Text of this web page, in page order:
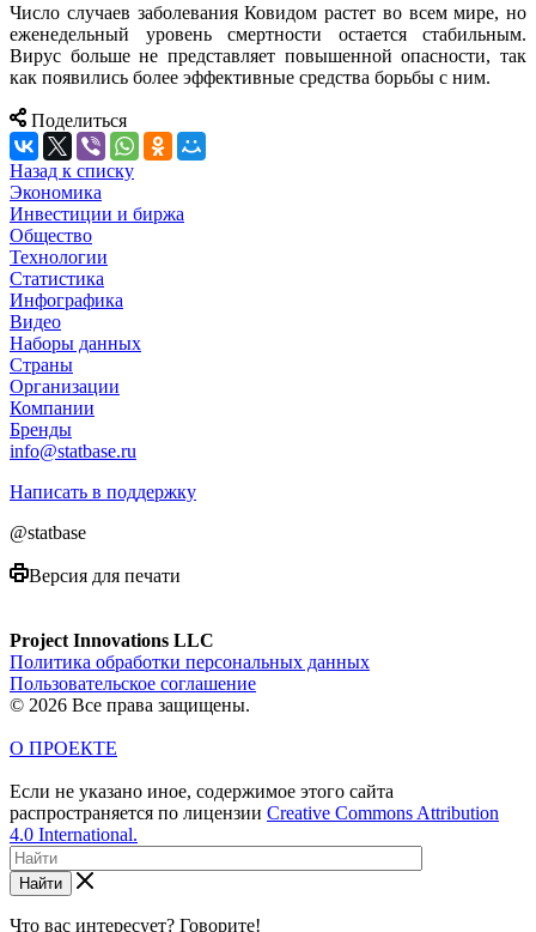
Число случаев заболевания Ковидом растет во всем мире, но
еженедельный уровень смертности остается стабильным.
Вирус больше не представляет повышенной опасности, так
как появились более эффективные средства борьбы с ним.
Поделиться
Назад к списку
Экономика
Инвестиции и биржа
Общество
Технологии
Cтатистика
Инфографика
Видео
Наборы данных
Страны
Организации
Компании
Бренды
info@statbase.ru
Написать в поддержку
@statbase
Версия для печати
Project Innovations LLC
Политика обработки персональных данных
Пользовательское соглашение
© 2026 Все права защищены.
О ПРОЕКТЕ
Если не указано иное, содержимое этого сайта
распространяется по лицензии Creative Commons Attribution
4.0 International.
Найти
Что вас интересует? Говорите!